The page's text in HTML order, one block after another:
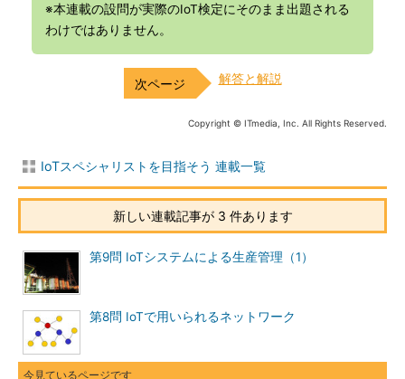
※本連載の設問が実際のIoT検定にそのまま出題される
わけではありません。
解答と解説
Copyright © ITmedia, Inc. All Rights Reserved.
IoTスペシャリストを目指そう 連載一覧
新しい連載記事が 3 件あります
第9問 IoTシステムによる生産管理（1）
第8問 IoTで用いられるネットワーク